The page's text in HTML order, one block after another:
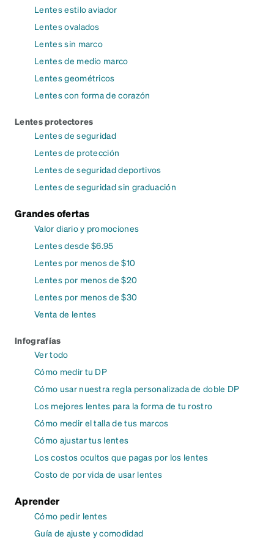
Lentes estilo aviador
Lentes ovalados
Lentes sin marco
Lentes de medio marco
Lentes geométricos
Lentes con forma de corazón
Lentes protectores
Lentes de seguridad
Lentes de protección
Lentes de seguridad deportivos
Lentes de seguridad sin graduación
Grandes ofertas
Valor diario y promociones
Lentes desde $6.95
Lentes por menos de $10
Lentes por menos de $20
Lentes por menos de $30
Venta de lentes
Infografías
Ver todo
Cómo medir tu DP
Cómo usar nuestra regla personalizada de doble DP
Los mejores lentes para la forma de tu rostro
Cómo medir el talla de tus marcos
Cómo ajustar tus lentes
Los costos ocultos que pagas por los lentes
Costo de por vida de usar lentes
Aprender
Cómo pedir lentes
Guía de ajuste y comodidad